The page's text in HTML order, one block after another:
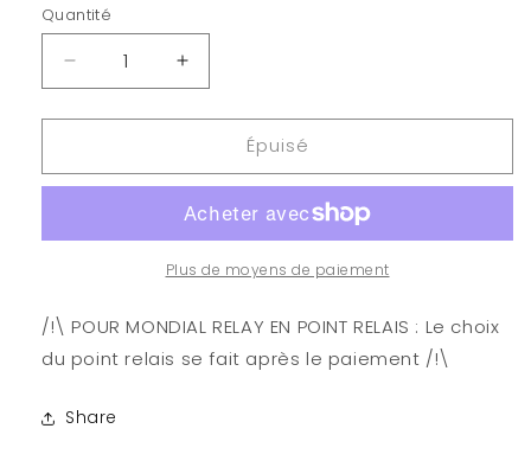
Quantité
Quantité
Réduire
la
quantité
HUNTER
-
Augmenter
la
quantité
HUNTER
HUNTER
-
Tome
Épuisé
Plus de moyens de paiement
/!\ POUR MONDIAL RELAY EN POINT RELAIS : Le choix
du point relais se fait après le paiement /!\
Share